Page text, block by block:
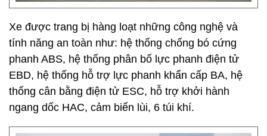
Xe được trang bị hàng loạt những công nghệ và
tính năng an toàn như: hệ thống chống bó cứng
phanh ABS, hệ thống phân bố lực phanh điện tử
EBD, hệ thống hỗ trợ lực phanh khẩn cấp BA, hệ
thống cân bằng điện tử ESC, hỗ trợ khởi hành
ngang dốc HAC, cảm biến lùi, 6 túi khí.